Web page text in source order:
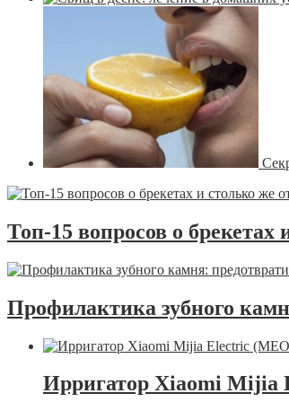
Топ-15 вопросов о брекетах
Профилактика зубного
Ирригатор Xiaomi Mijia